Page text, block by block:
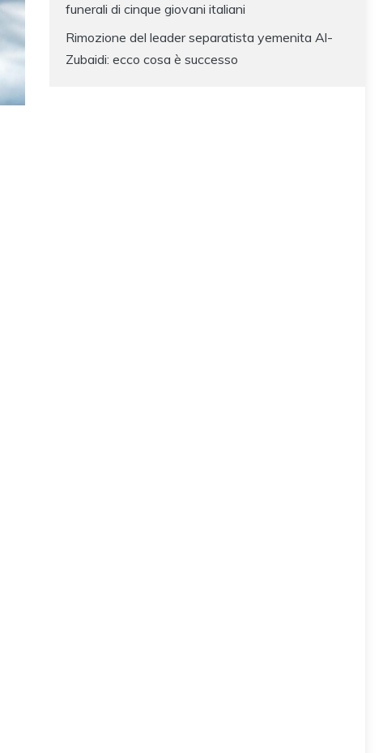
funerali di cinque giovani italiani
Rimozione del leader separatista yemenita Al-
Zubaidi: ecco cosa è successo